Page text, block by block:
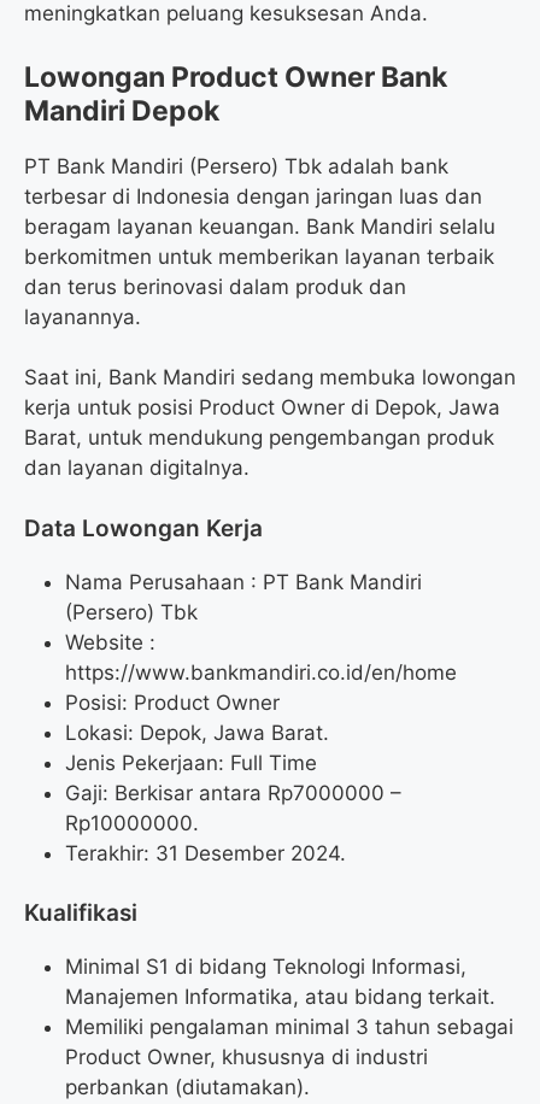
meningkatkan peluang kesuksesan Anda.
Lowongan Product Owner Bank
Mandiri Depok
PT Bank Mandiri (Persero) Tbk adalah bank
terbesar di Indonesia dengan jaringan luas dan
beragam layanan keuangan. Bank Mandiri selalu
berkomitmen untuk memberikan layanan terbaik
dan terus berinovasi dalam produk dan
layanannya.
Saat ini, Bank Mandiri sedang membuka lowongan
kerja untuk posisi Product Owner di Depok, Jawa
Barat, untuk mendukung pengembangan produk
dan layanan digitalnya.
Data Lowongan Kerja
Nama Perusahaan : PT Bank Mandiri
(Persero) Tbk
Website :
https://www.bankmandiri.co.id/en/home
Posisi: Product Owner
Lokasi: Depok, Jawa Barat.
Jenis Pekerjaan: Full Time
Gaji: Berkisar antara Rp7000000 –
Rp10000000.
Terakhir: 31 Desember 2024.
Kualifikasi
Minimal S1 di bidang Teknologi Informasi,
Manajemen Informatika, atau bidang terkait.
Memiliki pengalaman minimal 3 tahun sebagai
Product Owner, khususnya di industri
perbankan (diutamakan).